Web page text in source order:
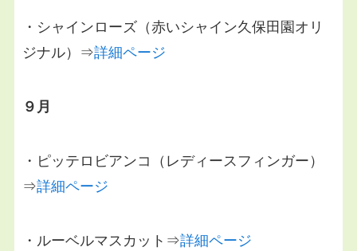
・シャインローズ（赤いシャイン久保田園オリ
ジナル）⇒詳細ページ
９月
・ピッテロビアンコ（レディースフィンガー）
⇒詳細ページ
・ルーベルマスカット⇒詳細ページ